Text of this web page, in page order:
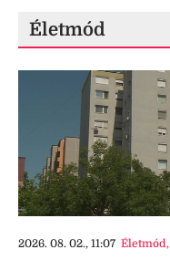
Életmód
2026. 08. 02., 11:07 Életmód,